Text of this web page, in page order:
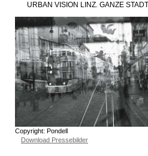
URBAN VISION LINZ. GANZE
Copyright: Pondell
Download Pressebilder